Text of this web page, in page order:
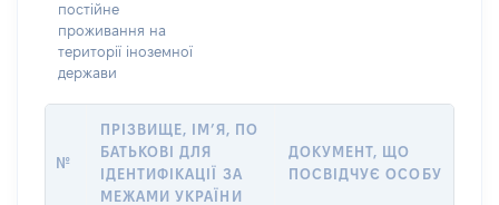
постійне
проживання на
території іноземної
держави
№
ПРІЗВИЩЕ, ІМ’Я, ПО
БАТЬКОВІ ДЛЯ
ІДЕНТИФІКАЦІЇ ЗА
МЕЖАМИ УКРАЇНИ
ДОКУМЕНТ, ЩО
ПОСВІДЧУЄ ОСОБУ